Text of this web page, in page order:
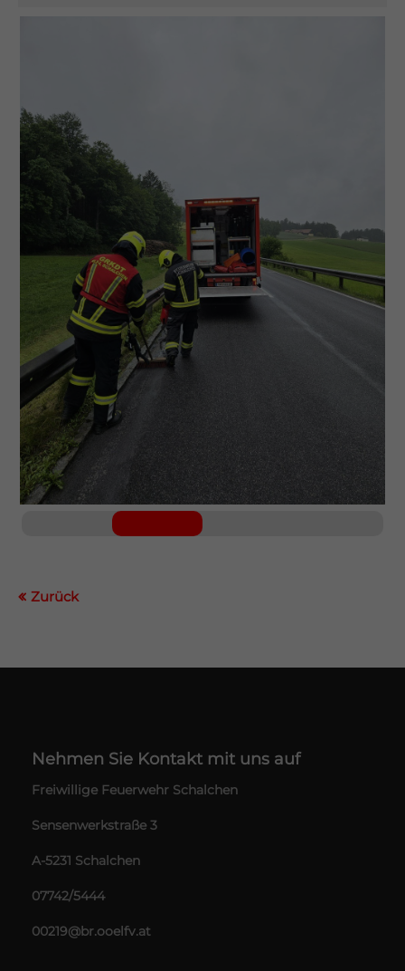
Zurück
Nehmen Sie Kontakt mit uns auf
Freiwillige Feuerwehr Schalchen
Sensenwerkstraße 3
A-5231 Schalchen
07742/5444
00219@br.ooelfv.at